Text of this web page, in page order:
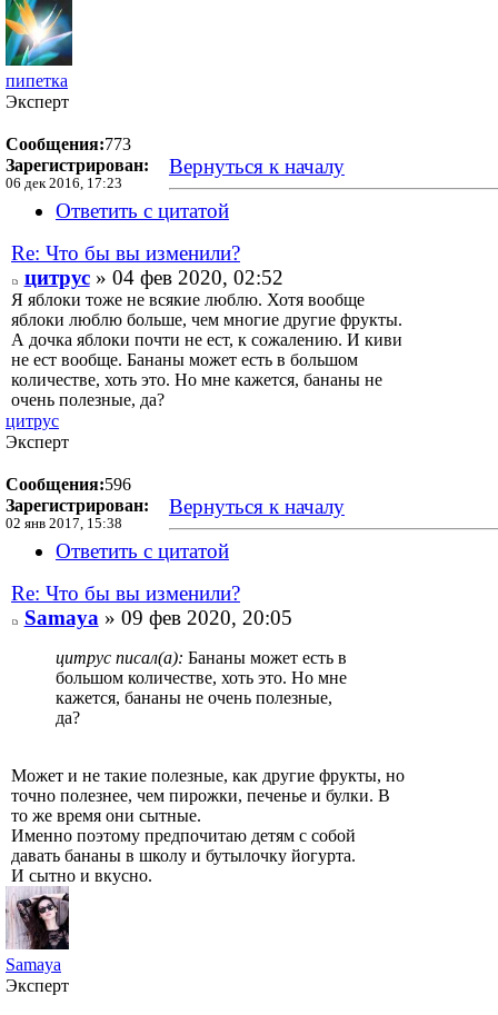
пипетка
Эксперт
Сообщения:773
Зарегистрирован:
06 дек 2016, 17:23
Вернуться к началу
Ответить с цитатой
Re: Что бы вы изменили?
цитрус» 04 фев 2020, 02:52
Я яблоки тоже не всякие люблю. Хотя вообще
яблоки люблю больше, чем многие другие фрукты.
А дочка яблоки почти не ест, к сожалению. И киви
не ест вообще. Бананы может есть в большом
количестве, хоть это. Но мне кажется, бананы не
очень полезные, да?
цитрус
Эксперт
Сообщения:596
Зарегистрирован:
02 янв 2017, 15:38
Вернуться к началу
Ответить с цитатой
Re: Что бы вы изменили?
Samaya» 09 фев 2020, 20:05
цитрус писал(а): Бананы может есть в
большом количестве, хоть это. Но мне
кажется, бананы не очень полезные,
да?
Может и не такие полезные, как другие фрукты, но
точно полезнее, чем пирожки, печенье и булки. В
то же время они сытные.
Именно поэтому предпочитаю детям с собой
давать бананы в школу и бутылочку йогурта.
И сытно и вкусно.
Samaya
Эксперт